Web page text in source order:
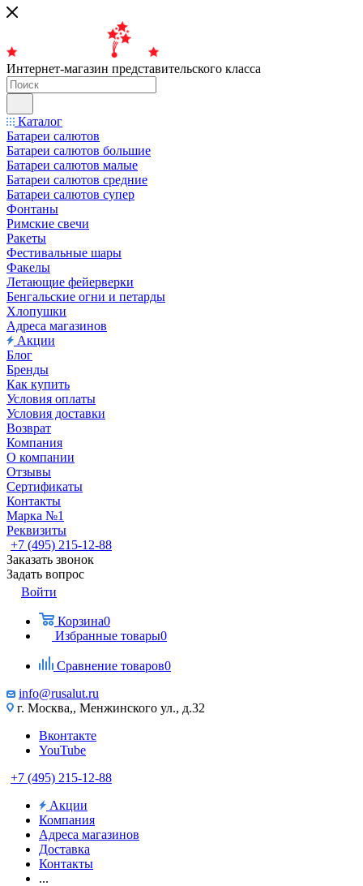
Интернет-магазин представительского класса
Каталог
Батареи салютов
Батареи салютов большие
Батареи салютов малые
Батареи салютов средние
Батареи салютов супер
Фонтаны
Римские свечи
Ракеты
Фестивальные шары
Факелы
Летающие фейерверки
Бенгальские огни и петарды
Хлопушки
Адреса магазинов
Акции
Блог
Бренды
Как купить
Условия оплаты
Условия доставки
Возврат
Компания
О компании
Отзывы
Сертификаты
Контакты
Марка №1
Реквизиты
+7 (495) 215-12-88
Заказать звонок
Задать вопрос
Войти
Корзина0
Избранные товары0
Сравнение товаров0
info@rusalut.ru
г. Москва,, Менжинского ул., д.32
Вконтакте
YouTube
+7 (495) 215-12-88
Акции
Компания
Адреса магазинов
Доставка
Контакты
...